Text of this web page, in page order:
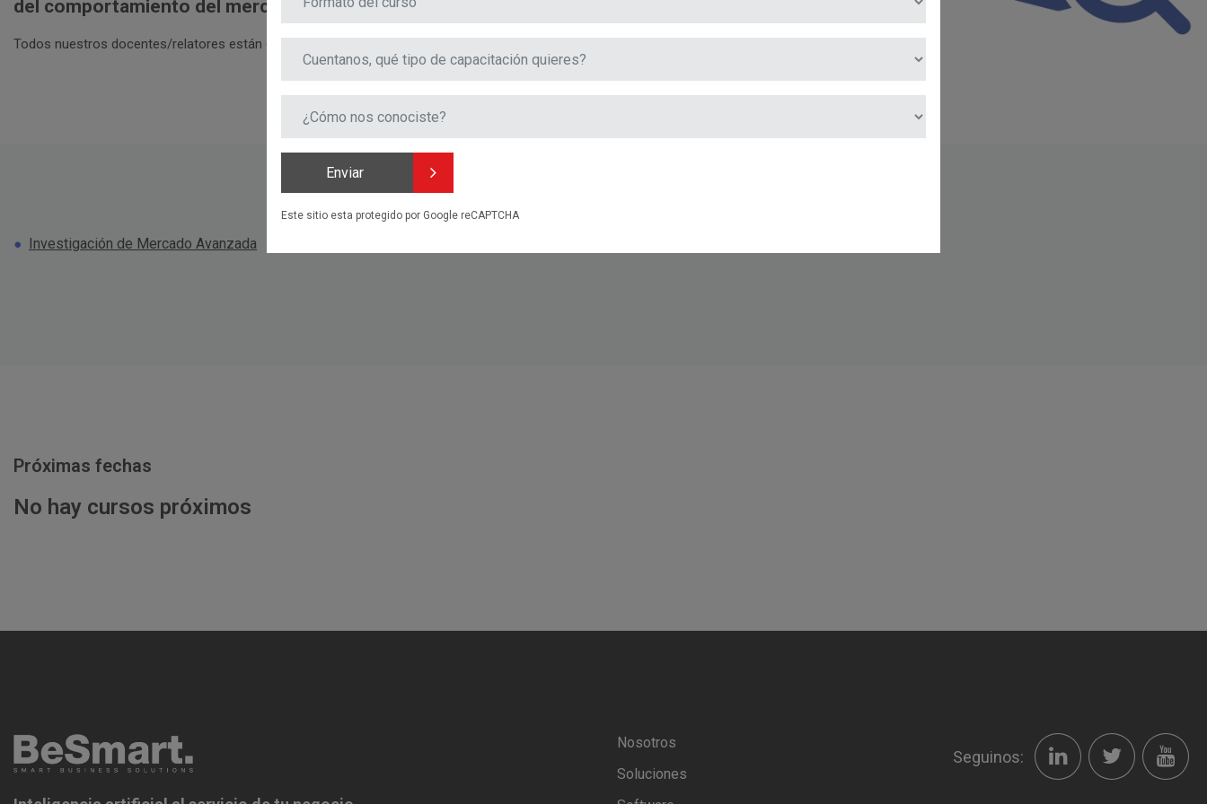
del comportamiento del mercado.
Todos nuestros docentes/relatores están certificados por IBM.
Investigación de Mercado Avanzada
Próximas fechas
No hay cursos próximos
Enviar
Este sitio esta protegido por Google reCAPTCHA
Nosotros
Soluciones
Seguinos: